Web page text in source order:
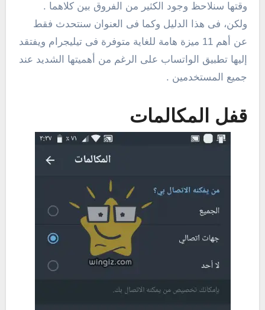
وقتها سنلاحظ وجود الكثير من الفروق بين كلاهما .
ولكن، فى هذا الدليل وكما فى العنوان سنتحدث فقط
عن أهم 11 ميزة هامة للغاية متوفرة فى تيليجرام ويفتقد
إليها تطبيق الواتساب على الرغم من أهميتها الشديد عند
جميع المستخدمين .
قفل المكالمات